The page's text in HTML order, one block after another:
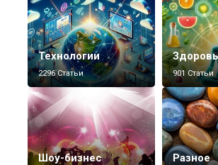
Технологии
2296 Статьи 901 Статьи
Шоу-бизнес Разное